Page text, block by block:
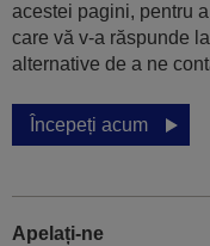
acestei pagini, pentru
care vă v-a răspunde
alternative de a ne
Începeți acum
Apelați-ne